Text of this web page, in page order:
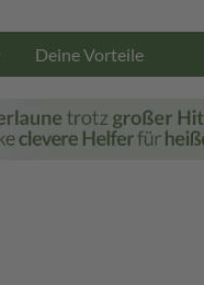
Deine Vorteile